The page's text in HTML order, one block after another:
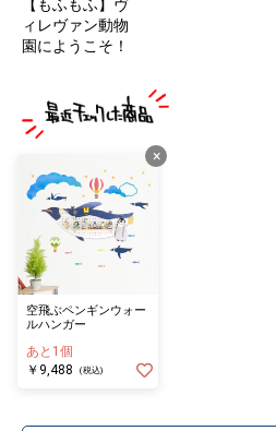
【もふもふ】ヴ
ィレヴァン動物
園にようこそ！
×
空飛ぶペンギンウォー
ルハンガー
あと1個
￥9,488
(税込)